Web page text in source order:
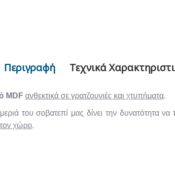
Περιγραφή Τεχνικά
MDF ανθεκτικά σε γρατζουνιές και χτυπήματα.
του σοβατεπί μας δίνει την δυνατότητα να
χώρο.